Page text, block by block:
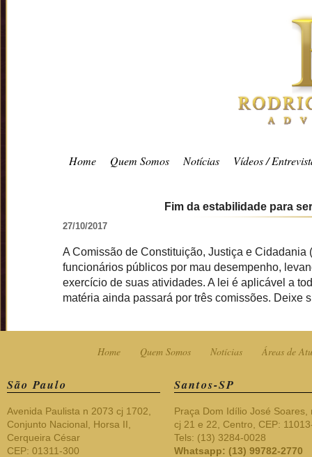
Home Quem Somos Notícias Vídeos /
Fim da estabilidade para
27/10/2017
A Comissão de Constituição, Justiça e
funcionários públicos por mau desempenho,
exercício de suas atividades. A lei é aplicável a
matéria ainda passará por três comissões. Deixe
Home Quem Somos Notícias Áreas de
São Paulo
Avenida Paulista n 2073 cj 1702,
Conjunto Nacional, Horsa II,
Cerqueira César
CEP: 01311-300
Santos-SP
Praça Dom Idílio José Soares,
cj 21 e 22, Centro, CEP:
Tels: (13) 3284-0028
Whatsapp: (13) 99782-2770